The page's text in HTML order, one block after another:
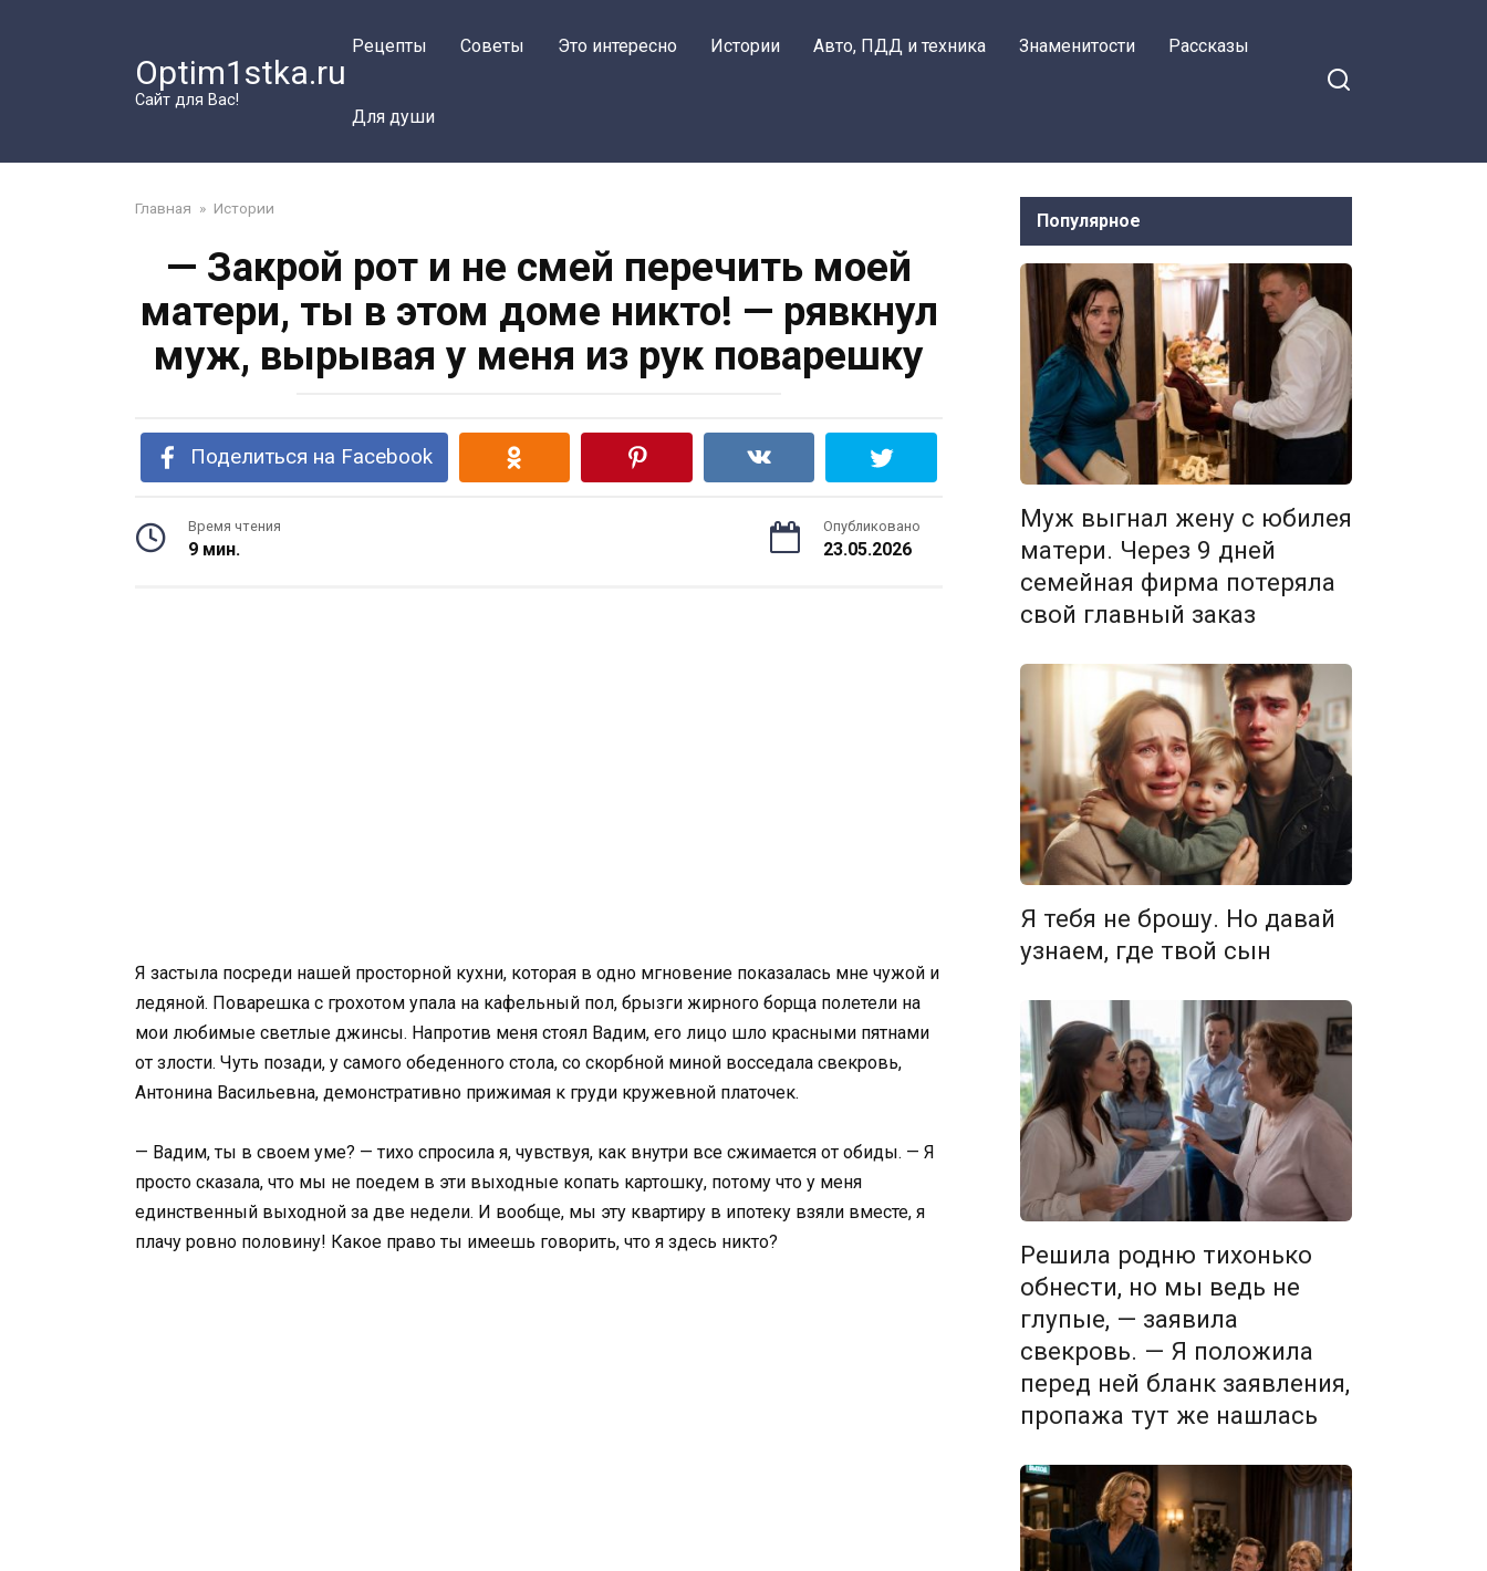
Optim1stka.ru
Сайт для Вас!
Рецепты Советы Это интересно Истории Авто, ПДД и техника Знаменитости Рассказы
Для души
Главная » Истории
— Закрой рот и не смей перечить моей
матери, ты в этом доме никто! — рявкнул
муж, вырывая у меня из рук поварешку
Поделиться на Facebook
Время чтения
9 мин.
Опубликовано
23.05.2026
Я застыла посреди нашей просторной кухни, которая в одно мгновение показалась мне чужой и
ледяной. Поварешка с грохотом упала на кафельный пол, брызги жирного борща полетели на
мои любимые светлые джинсы. Напротив меня стоял Вадим, его лицо шло красными пятнами
от злости. Чуть позади, у самого обеденного стола, со скорбной миной восседала свекровь,
Антонина Васильевна, демонстративно прижимая к груди кружевной платочек.
— Вадим, ты в своем уме? — тихо спросила я, чувствуя, как внутри все сжимается от обиды. — Я
просто сказала, что мы не поедем в эти выходные копать картошку, потому что у меня
единственный выходной за две недели. И вообще, мы эту квартиру в ипотеку взяли вместе, я
плачу ровно половину! Какое право ты имеешь говорить, что я здесь никто?
Популярное
Муж выгнал жену с юбилея
матери. Через 9 дней
семейная фирма потеряла
свой главный заказ
Я тебя не брошу. Но давай
узнаем, где твой сын
Решила родню тихонько
обнести, но мы ведь не
глупые, — заявила
свекровь. — Я положила
перед ней бланк заявления,
пропажа тут же нашлась